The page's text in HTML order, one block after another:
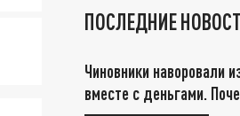
ПОСЛЕДНИЕ
Чиновники наворовали
вместе с деньгами.